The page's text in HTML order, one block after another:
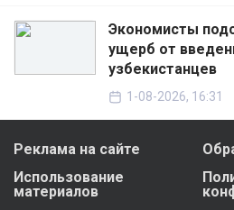
Экономисты
ущерб от
узбекистанцев
1-08-2026, 16:31
Реклама на сайте
Использование
материалов